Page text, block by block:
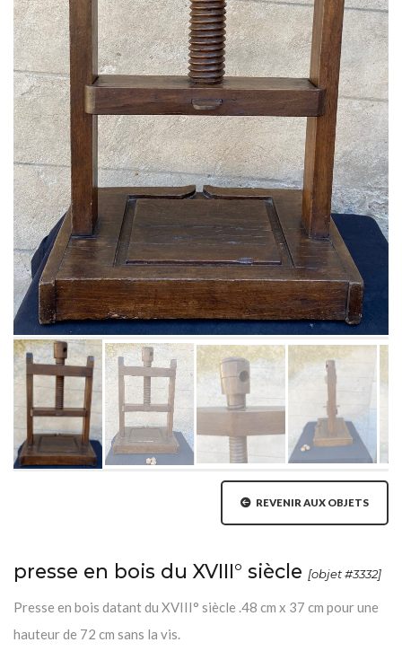
REVENIR AUX OBJETS
presse en bois du XVIII° siècle [objet #3332]
Presse en bois datant du XVIII° siècle .48 cm x 37 cm pour une
hauteur de 72 cm sans la vis.